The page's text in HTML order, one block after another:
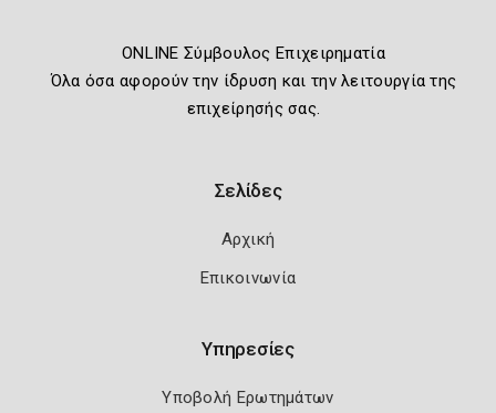
ONLINE Σύμβουλος Επιχειρηματία
Όλα όσα αφορούν την ίδρυση και την λειτουργία της
επιχείρησής σας.
Σελίδες
Αρχική
Επικοινωνία
Υπηρεσίες
Υποβολή Ερωτημάτων